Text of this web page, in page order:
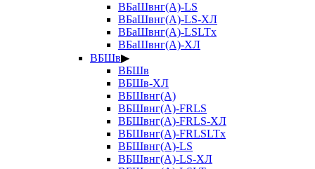
ВБаШвнг(А)-LS
ВБаШвнг(А)-LS-ХЛ
ВБаШвнг(А)-LSLTx
ВБаШвнг(А)-ХЛ
ВБШв▶
ВБШв
ВБШв-ХЛ
ВБШвнг(А)
ВБШвнг(А)-FRLS
ВБШвнг(А)-FRLS-ХЛ
ВБШвнг(А)-FRLSLTx
ВБШвнг(А)-LS
ВБШвнг(А)-LS-ХЛ